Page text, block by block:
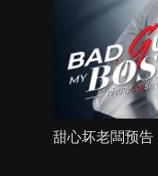
甜心坏老闆预